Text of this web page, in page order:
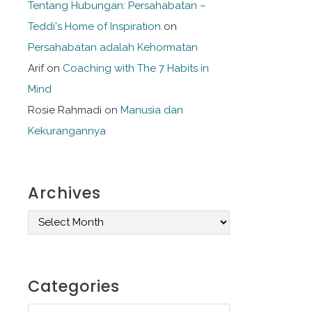
Tentang Hubungan: Persahabatan –
Teddi's Home of Inspiration on
Persahabatan adalah Kehormatan
Arifon Coaching with The 7 Habits in
Mind
Rosie Rahmadi on Manusia dan
Kekurangannya
Archives
h
Categories